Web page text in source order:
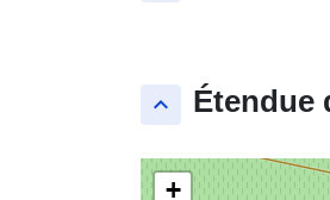
keyboard_arrow_up Étendue
+